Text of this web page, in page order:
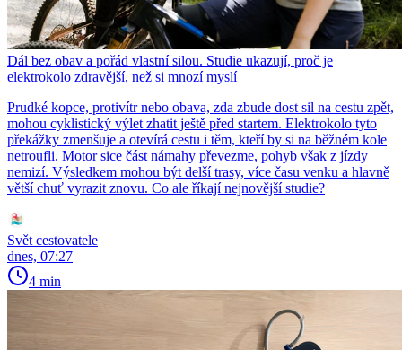
Dál bez obav a pořád vlastní silou. Studie ukazují, proč je
elektrokolo zdravější, než si mnozí myslí
Prudké kopce, protivítr nebo obava, zda zbude dost sil na cestu zpět,
mohou cyklistický výlet zhatit ještě před startem. Elektrokolo tyto
překážky zmenšuje a otevírá cestu i těm, kteří by si na běžném kole
netroufli. Motor sice část námahy převezme, pohyb však z jízdy
nemizí. Výsledkem mohou být delší trasy, více času venku a hlavně
větší chuť vyrazit znovu. Co ale říkají nejnovější studie?
Svět cestovatele
dnes, 07:27
4 min